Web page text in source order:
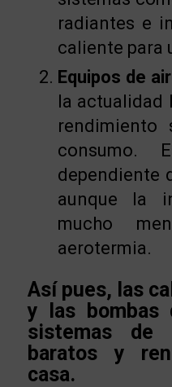
radiantes e
caliente para
Equipos de
la actualidad
consumo.
dependiente
aunque la
mucho
aerotermia.
Así pues, las
y las bombas
sistemas de
baratos y
casa.